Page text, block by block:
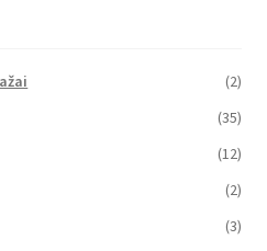
(2)
(35)
(12)
(2)
(3)